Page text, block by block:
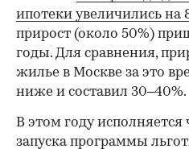
ипотеки увеличились на
прирост (около 50%)
годы. Для сравнения,
жилье в Москве за это
ниже и составил 30–40%.
В этом году
запуска программы